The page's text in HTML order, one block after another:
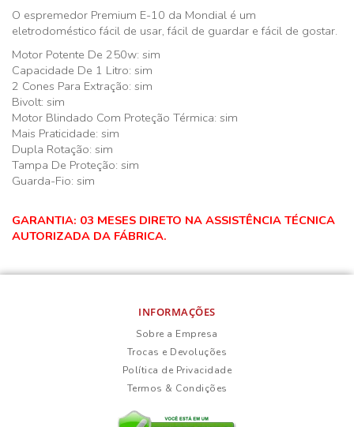
O espremedor Premium E-10 da Mondial é um
eletrodoméstico fácil de usar, fácil de guardar e fácil de gostar.
Motor Potente De 250w: sim
Capacidade De 1 Litro: sim
2 Cones Para Extração: sim
Bivolt: sim
Motor Blindado Com Proteção Térmica: sim
Mais Praticidade: sim
Dupla Rotação: sim
Tampa De Proteção: sim
Guarda-Fio: sim
GARANTIA: 03 MESES DIRETO NA ASSISTÊNCIA TÉCNICA
AUTORIZADA DA FÁBRICA.
INFORMAÇÕES
Sobre a Empresa
Trocas e Devoluções
Política de Privacidade
Termos & Condições